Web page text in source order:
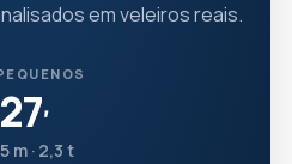
em veleiros reais.
27′
m · 2,3 t